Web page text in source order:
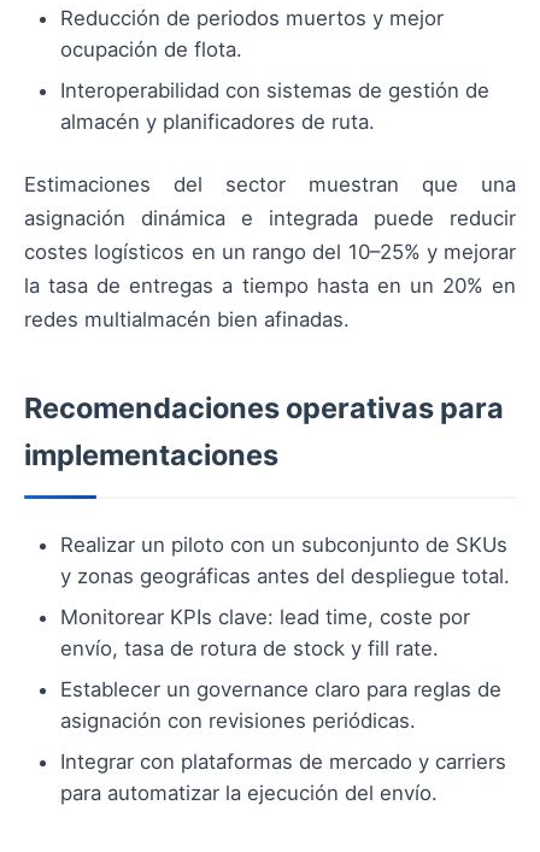
Reducción de periodos muertos y mejor
ocupación de flota.
Interoperabilidad con sistemas de gestión de
almacén y planificadores de ruta.
Estimaciones del sector muestran que una
asignación dinámica e integrada puede reducir
costes logísticos en un rango del 10–25% y mejorar
la tasa de entregas a tiempo hasta en un 20% en
redes multialmacén bien afinadas.
Recomendaciones operativas para
implementaciones
Realizar un piloto con un subconjunto de SKUs
y zonas geográficas antes del despliegue total.
Monitorear KPIs clave: lead time, coste por
envío, tasa de rotura de stock y fill rate.
Establecer un governance claro para reglas de
asignación con revisiones periódicas.
Integrar con plataformas de mercado y carriers
para automatizar la ejecución del envío.